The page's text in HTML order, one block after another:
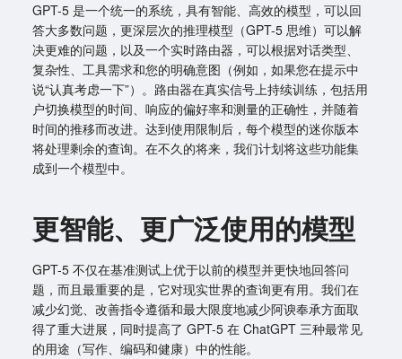
GPT-5 是一个统一的系统，具有智能、高效的模型，可以回
答大多数问题，更深层次的推理模型（GPT-5 思维）可以解
决更难的问题，以及一个实时路由器，可以根据对话类型、
复杂性、工具需求和您的明确意图（例如，如果您在提示中
说“认真考虑一下”）。路由器在真实信号上持续训练，包括用
户切换模型的时间、响应的偏好率和测量的正确性，并随着
时间的推移而改进。达到使用限制后，每个模型的迷你版本
将处理剩余的查询。在不久的将来，我们计划将这些功能集
成到一个模型中。
更智能、更广泛使用的模型
GPT-5 不仅在基准测试上优于以前的模型并更快地回答问
题，而且最重要的是，它对现实世界的查询更有用。我们在
减少幻觉、改善指令遵循和最大限度地减少阿谀奉承方面取
得了重大进展，同时提高了 GPT-5 在 ChatGPT 三种最常见
的用途（写作、编码和健康）中的性能。